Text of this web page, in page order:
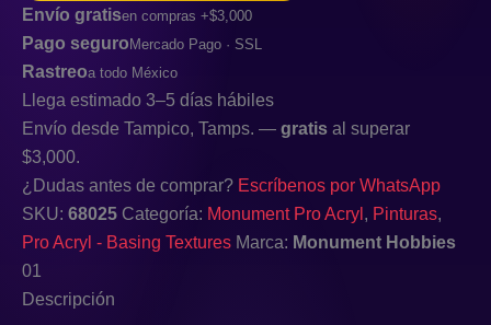
Envío gratisen compras +$3,000
Pago seguroMercado Pago · SSL
Rastreoa todo México
Llega estimado 3–5 días hábiles
Envío desde Tampico, Tamps. — gratis al superar
$3,000.
¿Dudas antes de comprar? Escríbenos por WhatsApp
SKU: 68025 Categoría: Monument Pro Acryl , Pinturas,
Pro Acryl - Basing Textures Marca: Monument Hobbies
01
Descripción